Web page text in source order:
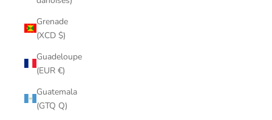
Grenade
(XCD $)
Guadeloupe
(EUR €)
Guatemala
(GTQ Q)